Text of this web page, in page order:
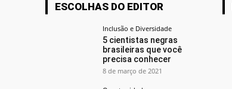
ESCOLHAS DO EDITOR
Inclusão e Diversidade
5 cientistas negras
brasileiras que você
precisa conhecer
8 de março de 2021